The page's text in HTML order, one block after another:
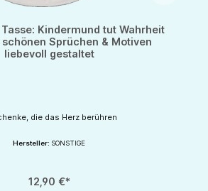
Kindermund tut Wahrheit
Sprüchen & Motiven
liebevoll gestaltet
die das Herz berühren
Hersteller: SONSTIGE
12,90 €*